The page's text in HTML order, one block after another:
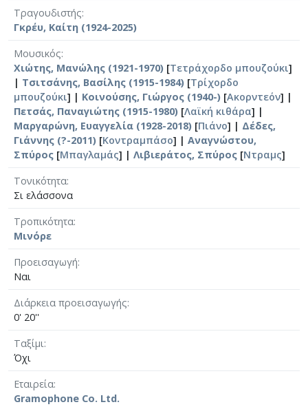
Τραγουδιστής
Γκρέυ, Καίτη (1924-2025)
Μουσικός
Χιώτης, Μανώλης (1921-1970) [Τετράχορδο μπουζούκι]
| Τσιτσάνης, Βασίλης (1915-1984) [Τρίχορδο
μπουζούκι] | Κοινούσης, Γιώργος (1940-) [Ακορντεόν] |
Πετσάς, Παναγιώτης (1915-1980) [Λαϊκή κιθάρα] |
Μαργαρώνη, Ευαγγελία (1928-2018) [Πιάνο] | Δέδες,
Γιάννης (?-2011) [Κοντραμπάσο] | Αναγνώστου,
Σπύρος [Μπαγλαμάς] | Λιβιεράτος, Σπύρος [Ντραμς]
Τονικότητα
Σι ελάσσονα
Τροπικότητα
Μινόρε
Προεισαγωγή
Ναι
Διάρκεια προεισαγωγής
0' 20''
Ταξίμι
Όχι
Εταιρεία
Gramophone Co. Ltd.